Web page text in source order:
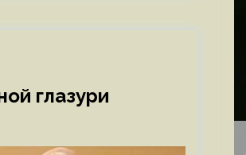
глазури